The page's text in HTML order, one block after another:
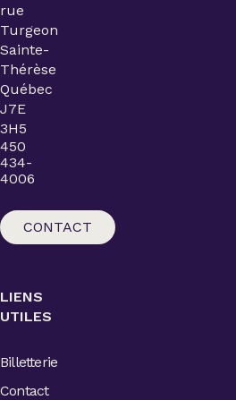
rue
Turgeon
Sainte-
Thérèse
Québec
J7E
3H5
450
434-
4006
CONTACT
LIENS
UTILES
Billetterie
Contact